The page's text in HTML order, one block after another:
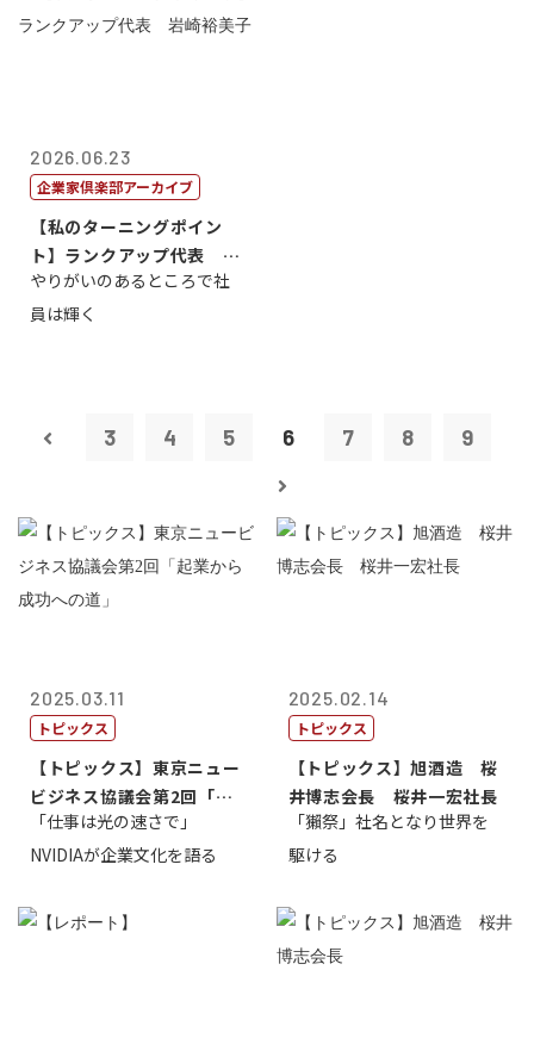
2026.06.23
企業家倶楽部アーカイブ
【私のターニングポイン
ト】ランクアップ代表 岩
崎裕美子
やりがいのあるところで社
員は輝く
3 4 5 6 7 8 9
2025.03.11
トピックス
【トピックス】東京ニュー
ビジネス協議会第2回「起
業から成功へ...
「仕事は光の速さで」
NVIDIAが企業文化を語る
2025.02.14
トピックス
【トピックス】旭酒造 桜
井博志会長 桜井一宏社長
「獺祭」社名となり世界を
駆ける